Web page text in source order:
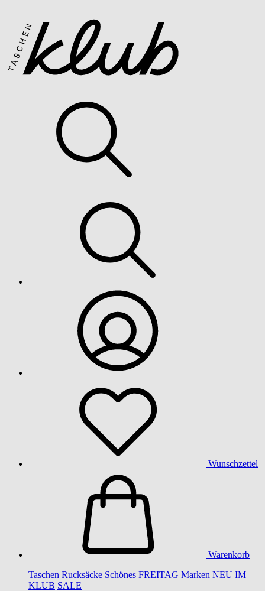
Wunschzettel
Warenkorb
Taschen Rucksäcke Schönes FREITAG Marken NEU IM
KLUB SALE